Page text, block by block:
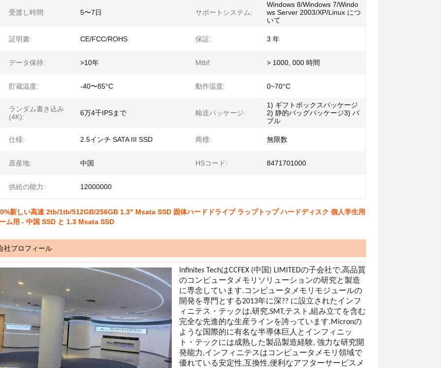
受渡し時間: 5〜7日 サポートシステム:
Windows 8/Windows 7/Windo
ws Server 2003/XP/Linux につ
いて
証明書: CE/FCC/ROHS 保証: 3 年
データ保持: >10年 Mtbf: > 1000, 000 時間
貯蔵温度: -40〜85°C 動作温度: 0~70°C
ランダム書き込み
(4K):
6万4千IPSまで 輸送パッケージ:
1) ギフトボックスパッケージ
2) 静的バッグパッケージ3) バ
ブル
仕様: 2.5インチ SATA III SSD 商標: 無限数
原産地: 中国 HSコード: 8471701000
供給の能力: 12000000
新しい高速 2tb/1tb/512GB/256GB 1.3" Msata SSD 固体ハードドライブ ラップトップ ハードディスク 個人学生用
ム用 - 中国 SSD と 1.3 Msata SSD
社プロフィール
Infinites TechはCCFEX (中国) LIMITEDの子会社で,高品質
のコンピュータメモリソリューションの研究と製造
に専念しています.コンピュータメモリモジュールの
開発を専門とする2013年に深?? に設立されたインフ
ィニテス・テックは,研究,SMT,テスト,組み立てを含む
完全な先進的な生産ラインを誇っています.Micronの
ような国際的に有名な半導体巨人とインフィニッ
ト・テックには成熟した製品製造経験, 強力な研究開
発能力,インフィニテスはコンピュータメモリ領域で
優れている安定性,互換性,便利なアフターサービスメ